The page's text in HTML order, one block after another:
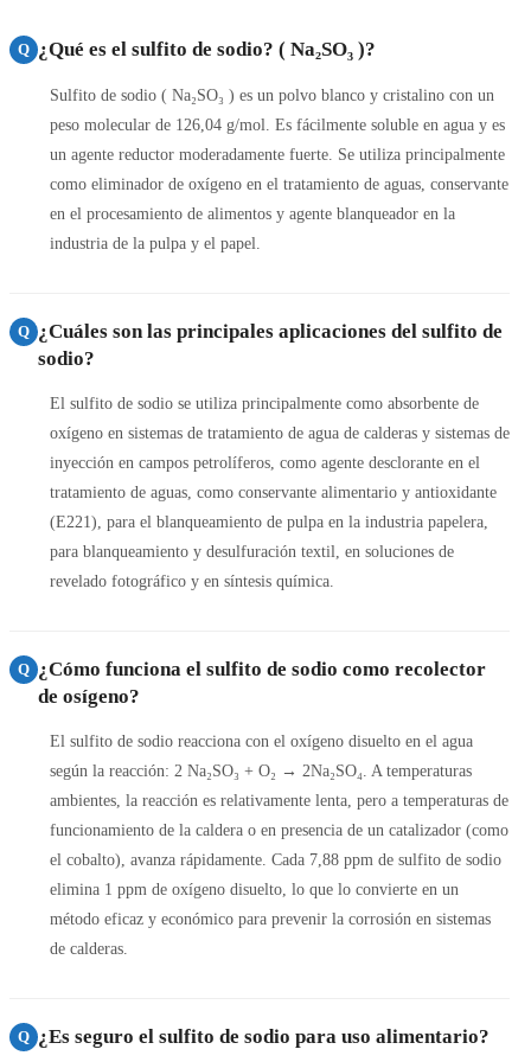
Q ¿Qué es el sulfito de sodio? ( Na₂SO₃ )?
Sulfito de sodio ( Na₂SO₃ ) es un polvo blanco y cristalino con un
peso molecular de 126,04 g/mol. Es fácilmente soluble en agua y es
un agente reductor moderadamente fuerte. Se utiliza principalmente
como eliminador de oxígeno en el tratamiento de aguas, conservante
en el procesamiento de alimentos y agente blanqueador en la
industria de la pulpa y el papel.
Q ¿Cuáles son las principales aplicaciones del sulfito de
sodio?
El sulfito de sodio se utiliza principalmente como absorbente de
oxígeno en sistemas de tratamiento de agua de calderas y sistemas de
inyección en campos petrolíferos, como agente desclorante en el
tratamiento de aguas, como conservante alimentario y antioxidante
(E221), para el blanqueamiento de pulpa en la industria papelera,
para blanqueamiento y desulfuración textil, en soluciones de
revelado fotográfico y en síntesis química.
Q ¿Cómo funciona el sulfito de sodio como recolector
de osígeno?
El sulfito de sodio reacciona con el oxígeno disuelto en el agua
según la reacción: 2 Na₂SO₃ + O₂ → 2Na₂SO₄. A temperaturas
ambientes, la reacción es relativamente lenta, pero a temperaturas de
funcionamiento de la caldera o en presencia de un catalizador (como
el cobalto), avanza rápidamente. Cada 7,88 ppm de sulfito de sodio
elimina 1 ppm de oxígeno disuelto, lo que lo convierte en un
método eficaz y económico para prevenir la corrosión en sistemas
de calderas.
Q ¿Es seguro el sulfito de sodio para uso alimentario?